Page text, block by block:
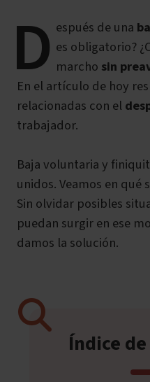
D espués de una
es obligatorio?
marcho sin
En el artículo de hoy
relacionadas con el
trabajador.
Baja voluntaria y
unidos. Veamos en qué
Sin olvidar posibles
puedan surgir en ese
damos la solución.
Índice